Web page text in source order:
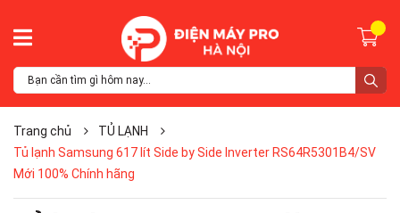
Trang chủ
TỦ LẠNH
Tủ lạnh Samsung 617 lít Side by Side Inverter RS64R5301B4/SV
Mới 100% Chính hãng